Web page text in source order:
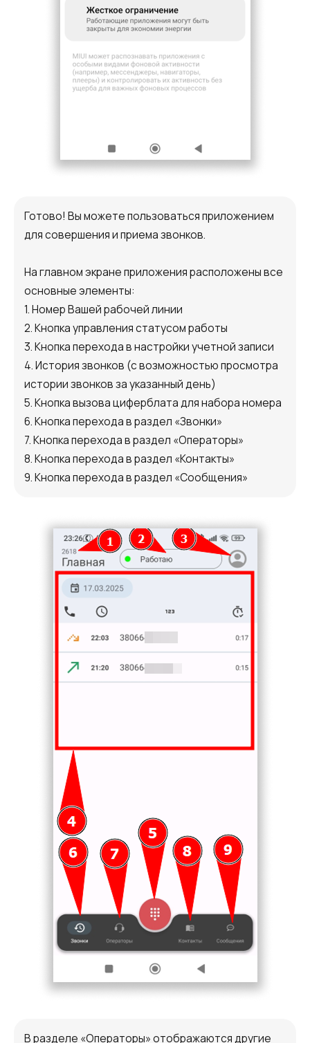
Готово! Вы можете пользоваться приложением
для совершения и приема звонков.
На главном экране приложения расположены все
основные элементы:
1. Номер Вашей рабочей линии
2. Кнопка управления статусом работы
3. Кнопка перехода в настройки учетной записи
4. История звонков (с возможностью просмотра
истории звонков за указанный день)
5. Кнопка вызова циферблата для набора номера
6. Кнопка перехода в раздел «Звонки»
7. Кнопка перехода в раздел «Операторы»
8. Кнопка перехода в раздел «Контакты»
9. Кнопка перехода в раздел «Сообщения»
В разделе «Операторы» отображаются другие